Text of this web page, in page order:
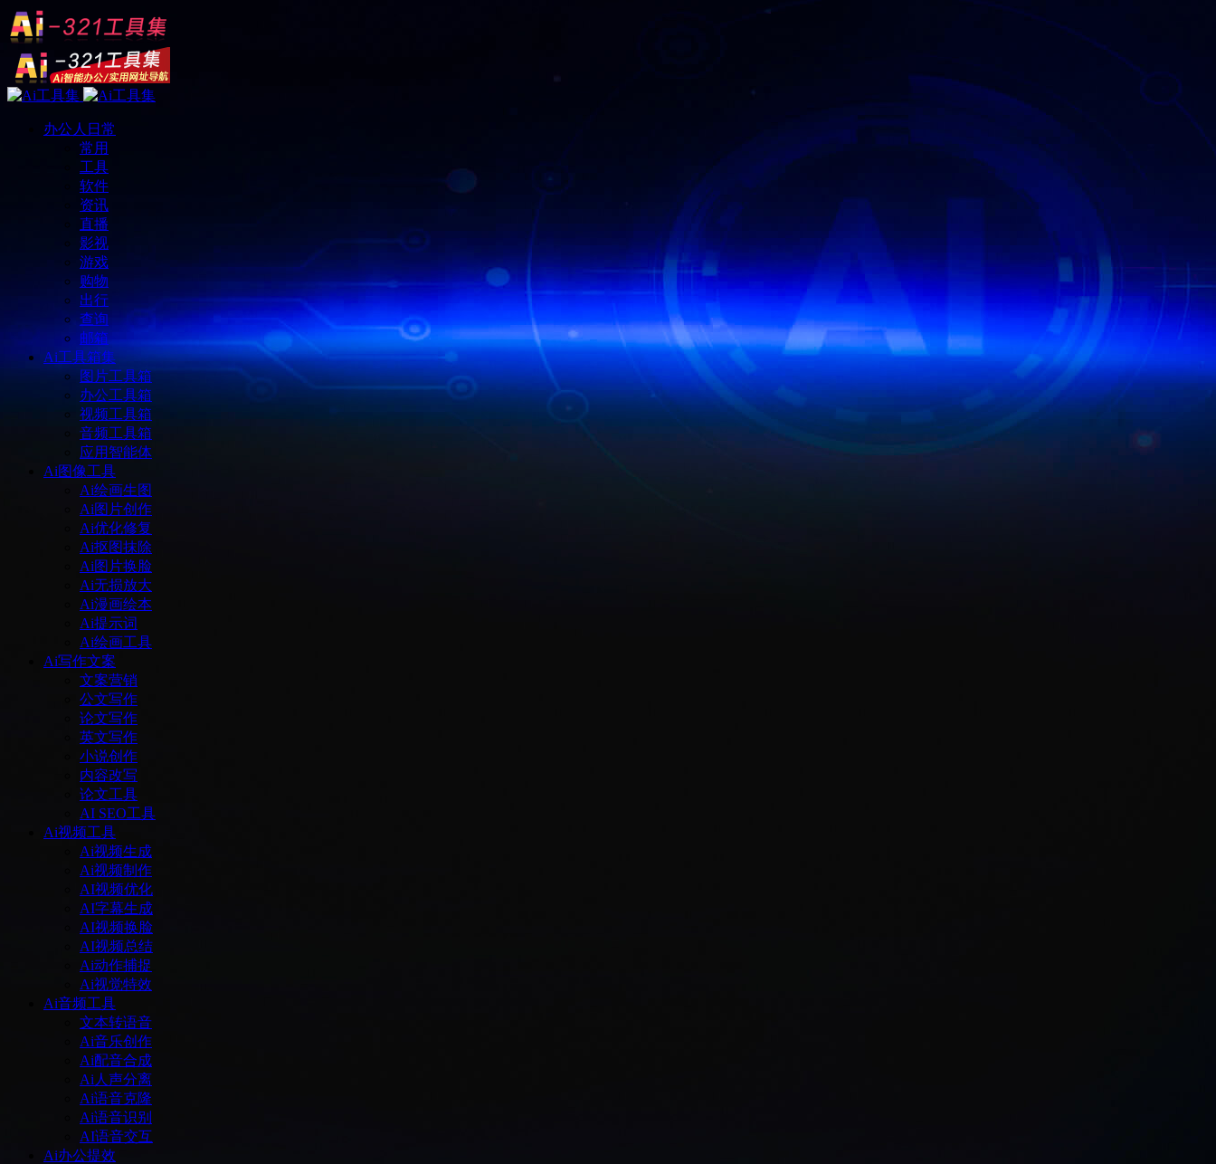
办公人日常
常用
工具
软件
资讯
直播
影视
游戏
购物
出行
查询
邮箱
Ai工具箱集
图片工具箱
办公工具箱
视频工具箱
音频工具箱
应用智能体
Ai图像工具
Ai绘画生图
Ai图片创作
Ai优化修复
Ai抠图抹除
Ai图片换脸
Ai无损放大
Ai漫画绘本
Ai提示词
Ai绘画工具
Ai写作文案
文案营销
公文写作
论文写作
英文写作
小说创作
内容改写
论文工具
AI SEO工具
Ai视频工具
Ai视频生成
Ai视频制作
AI视频优化
AI字幕生成
AI视频换脸
AI视频总结
Ai动作捕捉
Ai视觉特效
Ai音频工具
文本转语音
Ai音乐创作
Ai配音合成
Ai人声分离
Ai语音克隆
Ai语音识别
AI语音交互
Ai办公提效